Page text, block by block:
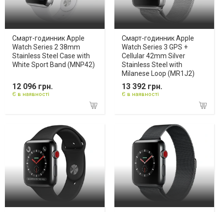
Смарт-годинник Apple
Watch Series 2 38mm
Stainless Steel Case with
White Sport Band (MNP42)
12 096 грн.
Є в наявності
Смарт-годинник Apple
Watch Series 3 GPS +
Cellular 42mm Silver
Stainless Steel with
Milanese Loop (MR1J2)
13 392 грн.
Є в наявності